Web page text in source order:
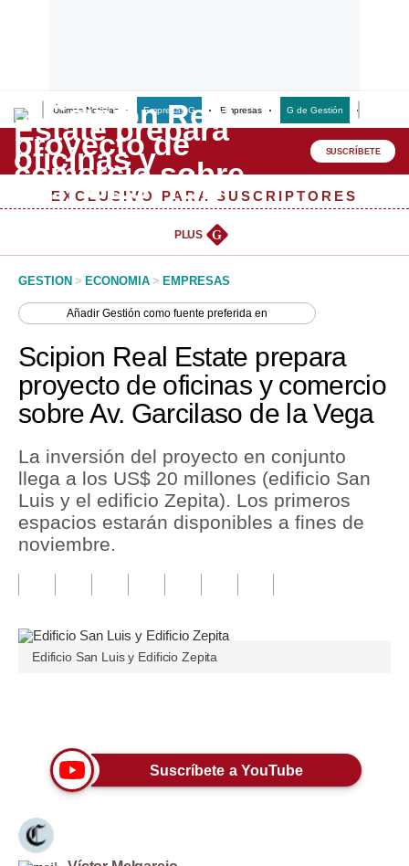
Últimas Noticias Empresas G Empresas G de Gestión
Lo último
Peru Quiosco
Management & Empleo
Perú
Política
Finanzas Personales
Inmobiliarias
Plus G
Pregunta de hoy
Lujo
Moda
SUSCRÍBETE
EXCLUSIVO PARA SUSCRIPTORES
PLUS G
GESTION > ECONOMIA > EMPRESAS
AñadirGestión como fuente preferida en
Scipion Real Estate prepara
proyecto de oficinas y comercio
sobre Av. Garcilaso de la Vega
La inversión del proyecto en conjunto
llega a los US$ 20 millones (edificio San
Luis y el edificio Zepita). Los primeros
espacios estarán disponibles a fines de
noviembre.
Edificio San Luis y Edificio Zepita
Suscríbete a YouTube